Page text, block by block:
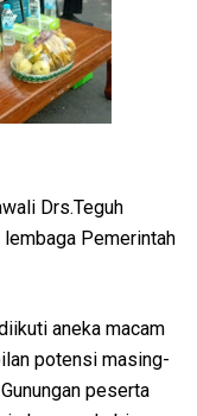
Drs.Teguh
Pemerintah
aneka macam
potensi masing-
peserta